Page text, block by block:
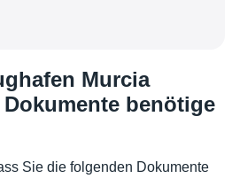
Murcia
benötige
Sie die folgenden Dokumente